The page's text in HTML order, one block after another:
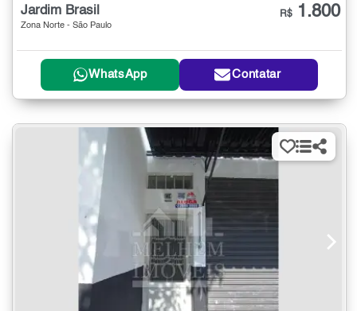
Jardim Brasil
Zona Norte - São Paulo
R$ 1.800
WhatsApp Contatar